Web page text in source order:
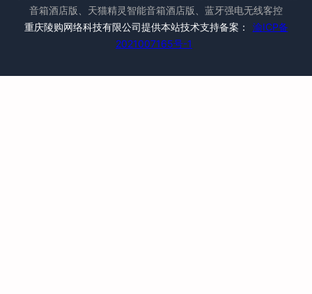
音箱酒店版、天猫精灵智能音箱酒店版、蓝牙强电无线客控
重庆陵购网络科技有限公司提供本站技术支持备案：
渝ICP备
2021007165号-1